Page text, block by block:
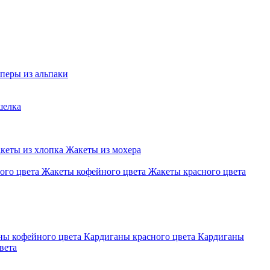
из альпаки
из хлопка Жакеты из мохера
цвета Жакеты кофейного цвета Жакеты красного цвета
кофейного цвета Кардиганы красного цвета Кардиганы